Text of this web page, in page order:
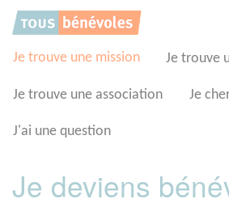
Je trouve une mission Je trouve
Je trouve une association Je
J'ai une question
Je deviens
Panneau de gestion des cookies